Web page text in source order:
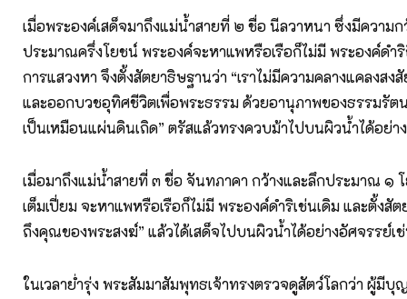
เมื่อพระองค์เสด็จมาถึงแม่น้ำสายที่ ๒ ชื่อ นีลวาหนา ซึ่งมีความก
ประมาณครึ่งโยชน์ พระองค์จะหาแพหรือเรือก็ไม่มี พระองค์ดำริ
การแสวงหา จึงตั้งสัตยาธิษฐานว่า “เราไม่มีความคลางแคลงส
และออกบวชอุทิศชีวิตเพื่อพระธรรม ด้วยอานุภาพของธรรมรัต
เป็นเหมือนแผ่นดินเถิด” ตรัสแล้วทรงควบม้าไปบนผิวน้ำได้อย่า
เมื่อมาถึงแม่น้ำสายที่ ๓ ชื่อ จันทภาคา กว้างและลึกประมาณ ๑
เต็มเปี่ยม จะหาแพหรือเรือก็ไม่มี พระองค์ดำริเช่นเดิม และตั้งสั
ถึงคุณของพระสงฆ์” แล้วได้เสด็จไปบนผิวน้ำได้อย่างอัศจรรย์เ
ในเวลาย่ำรุ่ง พระสัมมาสัมพุทธเจ้าทรงตรวจดูสัตว์โลกว่า ผู้มี